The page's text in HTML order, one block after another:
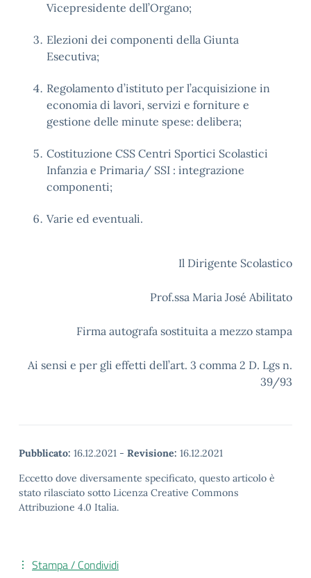
Vicepresidente dell’Organo;
Elezioni dei componenti della Giunta
Esecutiva;
Regolamento d’istituto per l’acquisizione in
economia di lavori, servizi e forniture e
gestione delle minute spese: delibera;
Costituzione CSS Centri Sportici Scolastici
Infanzia e Primaria/ SSI : integrazione
componenti;
Varie ed eventuali.
Il Dirigente Scolastico
Prof.ssa Maria José Abilitato
Firma autografa sostituita a mezzo stampa
Ai sensi e per gli effetti dell’art. 3 comma 2 D. Lgs n.
39/93
Pubblicato: 16.12.2021 - Revisione: 16.12.2021
Eccetto dove diversamente specificato, questo articolo è
stato rilasciato sotto Licenza Creative Commons
Attribuzione 4.0 Italia.
Stampa / Condividi